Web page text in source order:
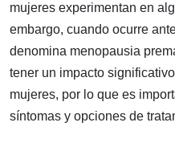
mujeres experimentan en
embargo, cuando ocurre
denomina menopausia
tener un impacto
mujeres, por lo que es
síntomas y opciones de